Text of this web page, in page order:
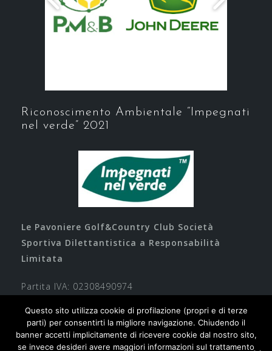
Riconoscimento Ambientale “Impegnati
nel verde” 2021
Le Pavoniere Golf&Country Club Società
Sportiva Dilettantistica a Responsabilità
Limitata
Partita IVA: 02308490974
Questo sito utilizza cookie di profilazione (propri e di terze
parti) per consentirti la migliore navigazione. Chiudendo il
banner accetti implicitamente di ricevere cookie dal nostro sito,
se invece desideri avere maggiori informazioni sul trattamento